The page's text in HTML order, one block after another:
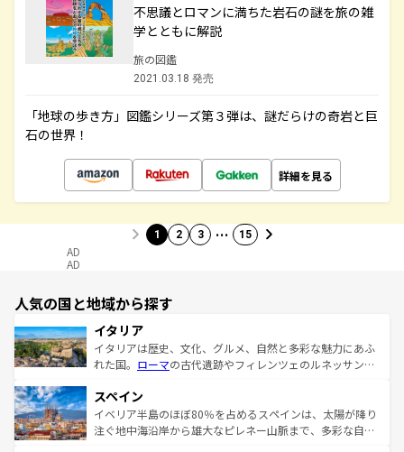
不思議とロマンに満ちた岩石の謎を旅の雑
学とともに解説
旅の図鑑
2021.03.18 発売
「地球の歩き方」図鑑シリーズ第３弾は、謎だらけの奇岩と巨
石の世界！
詳細を見る
1 2 3 … 15
AD
AD
人気の国と地域から探す
イタリア
イタリアは歴史、文化、グルメ、自然と多彩な魅力にあふ
れた国。 ローマの古代遺跡やフィレンツェのルネッサンス
ろん、トスカーナの美しい田園風景やアマルフィ海岸の絶
景など、自然景観も見逃せない。観光の合間には、本場の
ピザやパスタなど、絶品のイタリア料理を堪能することも
スペイン
イベリア半島のほぼ80％を占めるスペインは、太陽が降り
注ぐ地中海沿岸から雄大なピレネー山脈まで、多彩な自然